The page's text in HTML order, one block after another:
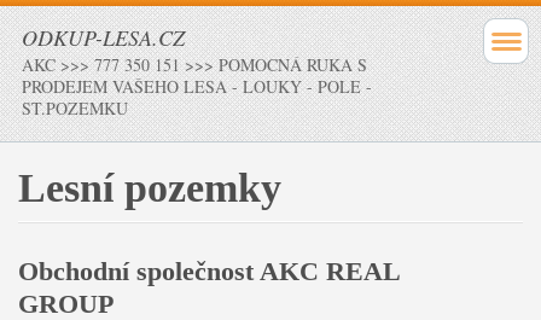
ODKUP-LESA.CZ
AKC >>> 777 350 151 >>> POMOCNÁ RUKA S
PRODEJEM VAŠEHO LESA - LOUKY - POLE -
ST.POZEMKU
Lesní pozemky
Obchodní společnost AKC REAL
GROUP